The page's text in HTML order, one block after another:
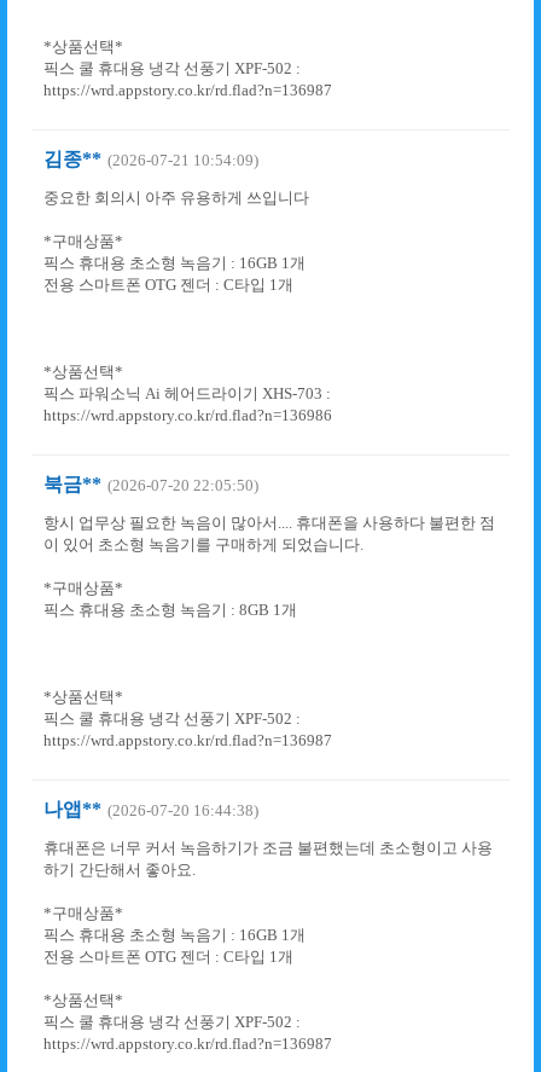
*상품선택*
픽스 쿨 휴대용 냉각 선풍기 XPF-502 :
https://wrd.appstory.co.kr/rd.flad?n=136987
김종** (2026-07-21 10:54:09)
중요한 회의시 아주 유용하게 쓰입니다
*구매상품*
픽스 휴대용 초소형 녹음기 : 16GB 1개
전용 스마트폰 OTG 젠더 : C타입 1개
*상품선택*
픽스 파워소닉 Ai 헤어드라이기 XHS-703 :
https://wrd.appstory.co.kr/rd.flad?n=136986
북금** (2026-07-20 22:05:50)
항시 업무상 필요한 녹음이 많아서.... 휴대폰을 사용하다 불편한 점
이 있어 초소형 녹음기를 구매하게 되었습니다.
*구매상품*
픽스 휴대용 초소형 녹음기 : 8GB 1개
*상품선택*
픽스 쿨 휴대용 냉각 선풍기 XPF-502 :
https://wrd.appstory.co.kr/rd.flad?n=136987
나앱** (2026-07-20 16:44:38)
휴대폰은 너무 커서 녹음하기가 조금 불편했는데 초소형이고 사용
하기 간단해서 좋아요.
*구매상품*
픽스 휴대용 초소형 녹음기 : 16GB 1개
전용 스마트폰 OTG 젠더 : C타입 1개
*상품선택*
픽스 쿨 휴대용 냉각 선풍기 XPF-502 :
https://wrd.appstory.co.kr/rd.flad?n=136987